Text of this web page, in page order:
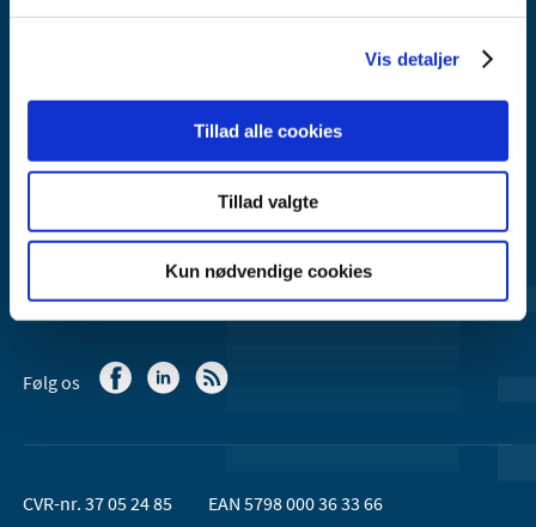
Vis detaljer
Tillad alle cookies
Tillad valgte
Kun nødvendige cookies
Axel Heides Gade 1
Lægemiddelstyrelsen er en del af
Sundheds- og Kirkeministeriet.
Kontakt Lægemiddelstyrelsen
44 88 95 95 (kl. 9 - 15)
Følg os
CVR-nr. 37 05 24 85 EAN 5798 000 36 33 66